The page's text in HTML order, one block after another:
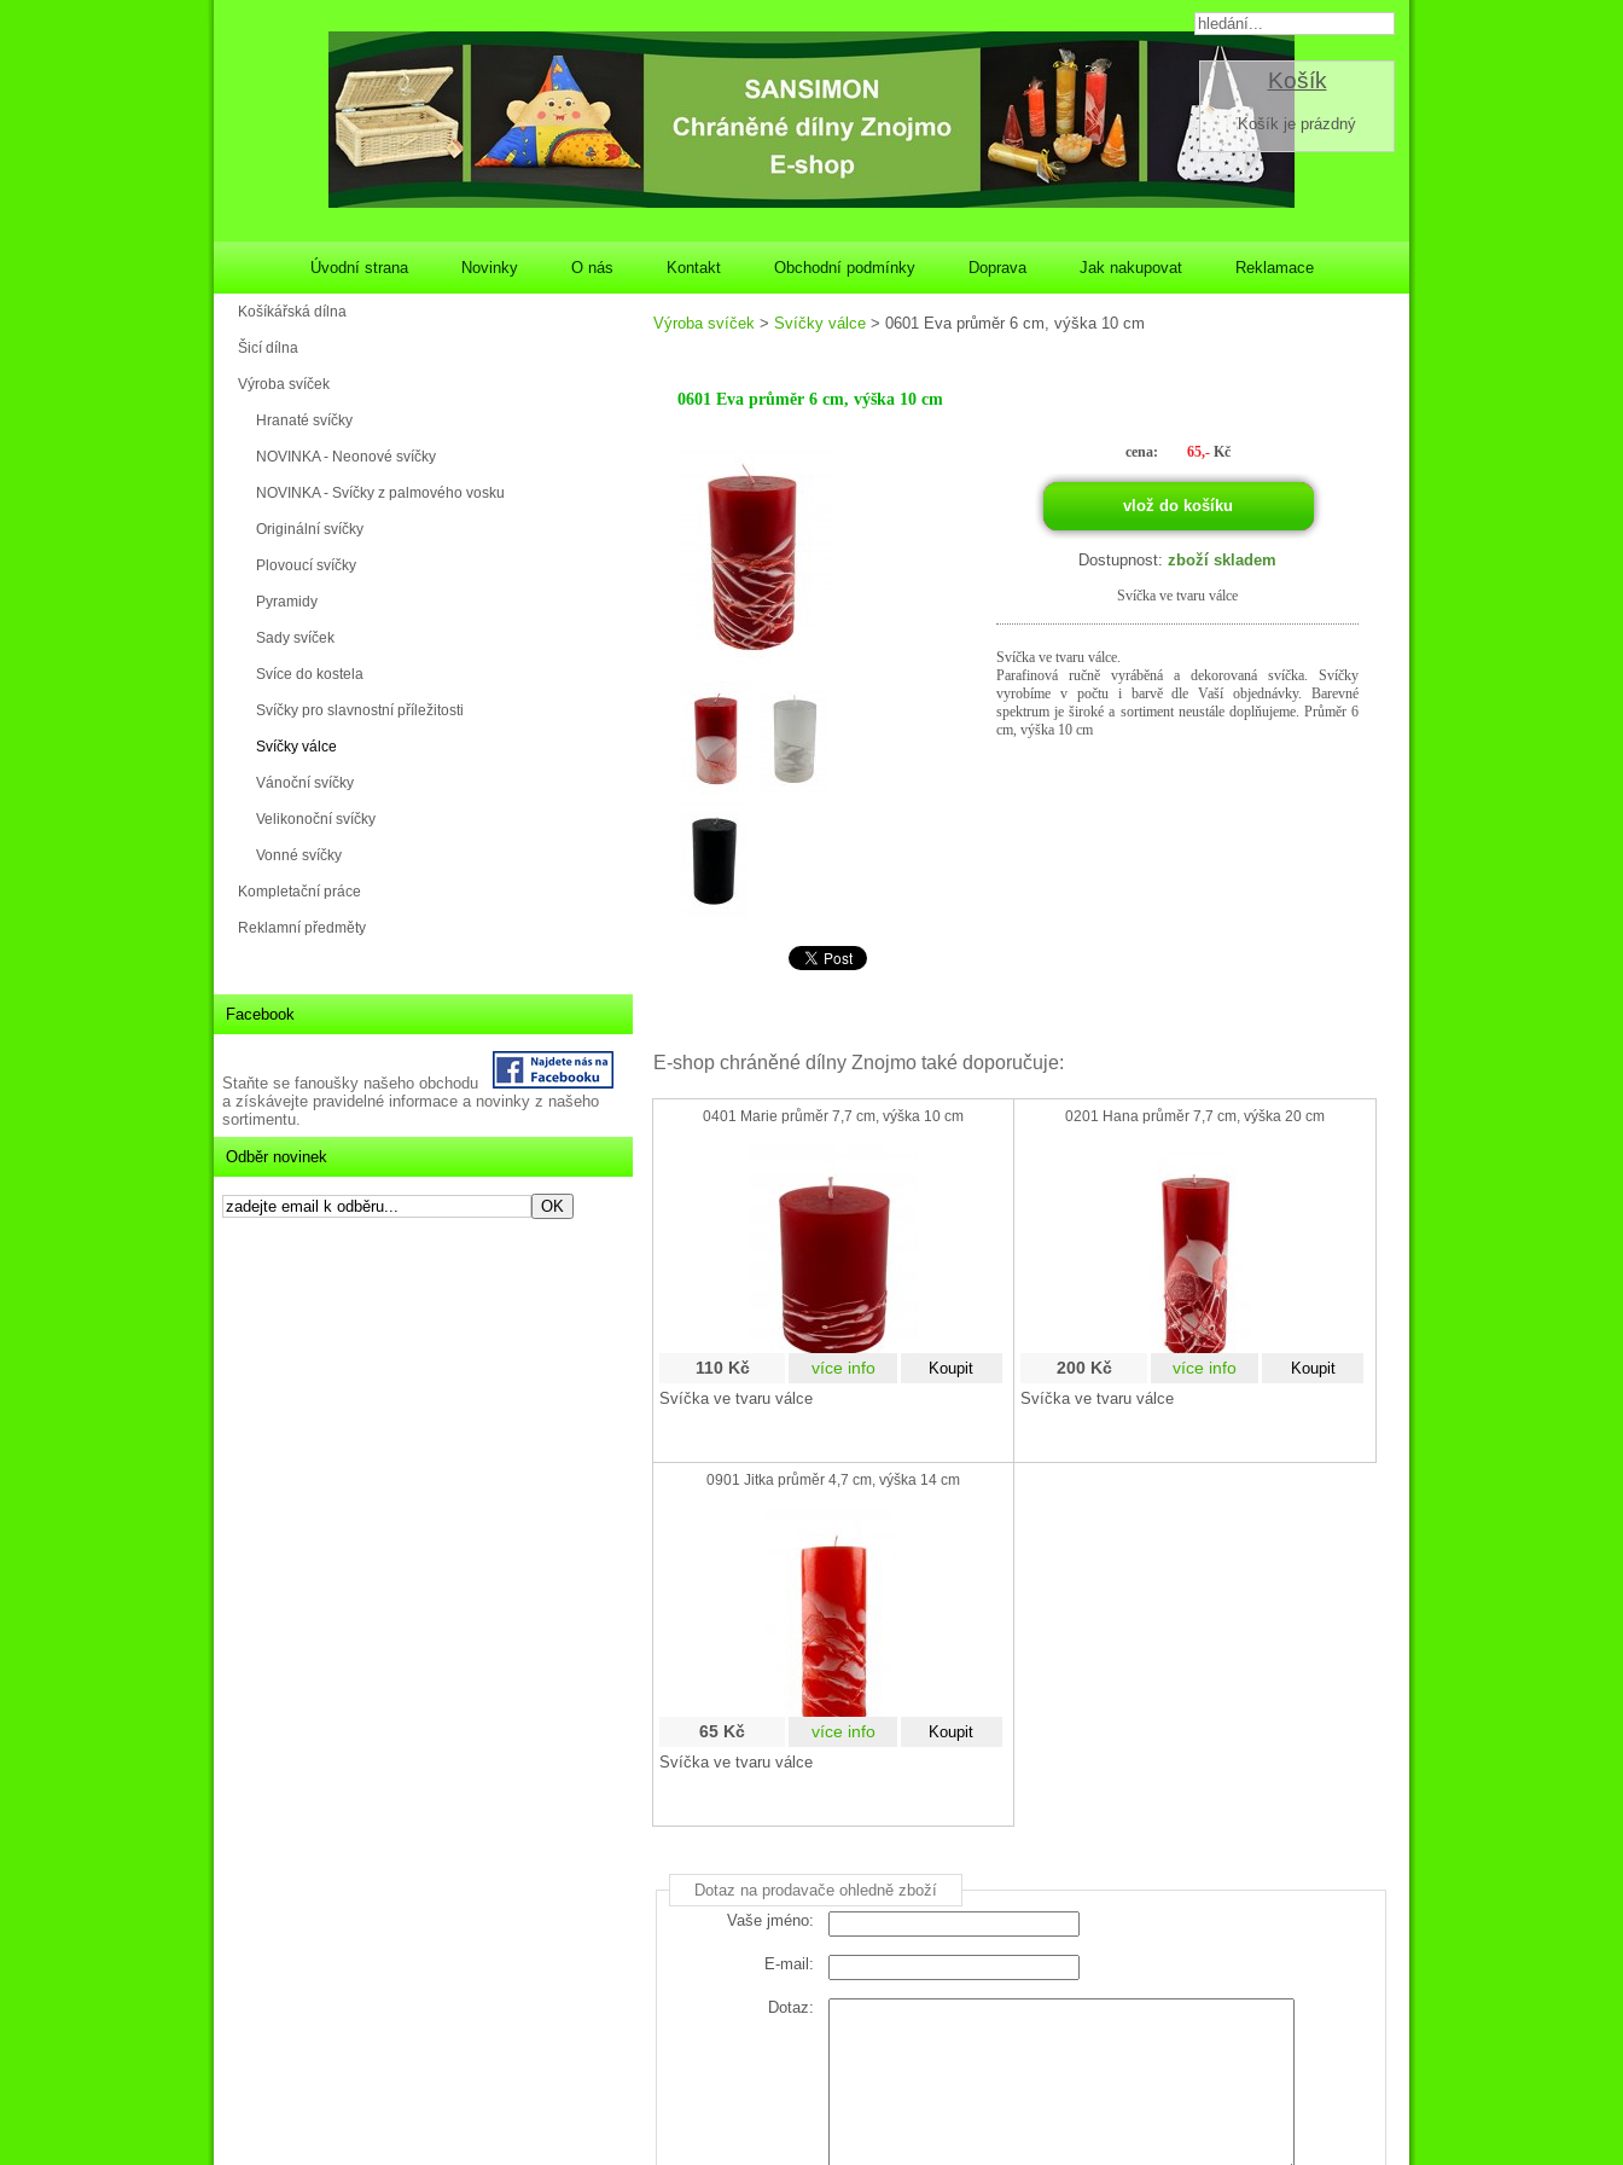
Košík
Košík je prázdný
Úvodní strana Novinky O nás Kontakt Obchodní podmínky Doprava Jak nakupovat Reklamace
Košíkářská dílna
Šicí dílna
Výroba svíček
Hranaté svíčky
NOVINKA - Neonové svíčky
NOVINKA - Svíčky z palmového vosku
Originální svíčky
Plovoucí svíčky
Pyramidy
Sady svíček
Svíce do kostela
Svíčky pro slavnostní příležitosti
Svíčky válce
Vánoční svíčky
Velikonoční svíčky
Vonné svíčky
Kompletační práce
Reklamní předměty
Facebook
Staňte se fanoušky našeho obchodu
a získávejte pravidelné informace a novinky z našeho
sortimentu.
Odběr novinek
Výroba svíček > Svíčky válce > 0601 Eva průměr 6 cm, výška 10 cm
0601 Eva průměr 6 cm, výška 10 cm
cena: 65,- Kč
Dostupnost: zboží skladem
Svíčka ve tvaru válce
Svíčka ve tvaru válce.
Parafinová ručně vyráběná a dekorovaná svíčka. Svíčky
vyrobíme v počtu i barvě dle Vaší objednávky. Barevné
spektrum je široké a sortiment neustále doplňujeme. Průměr 6
cm, výška 10 cm
E-shop chráněné dílny Znojmo také doporučuje:
0401 Marie průměr 7,7 cm, výška 10 cm
110 Kč více info
Svíčka ve tvaru válce
0201 Hana průměr 7,7 cm, výška 20 cm
200 Kč více info
Svíčka ve tvaru válce
0901 Jitka průměr 4,7 cm, výška 14 cm
65 Kč více info
Svíčka ve tvaru válce
Dotaz na prodavače ohledně zboží
Vaše jméno:
E-mail:
Dotaz: